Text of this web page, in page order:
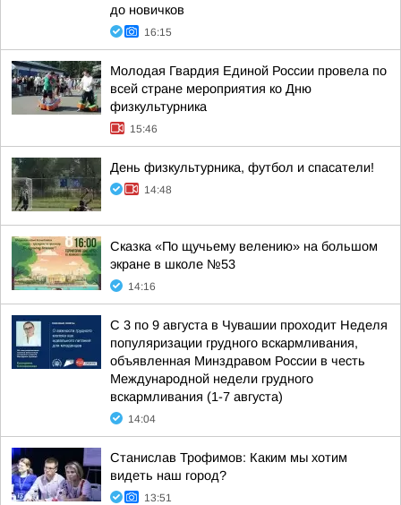
до новичков
16:15
Молодая Гвардия Единой России провела по
всей стране мероприятия ко Дню
физкультурника
15:46
День физкультурника, футбол и спасатели!
14:48
Сказка «По щучьему велению» на большом
экране в школе №53
14:16
С 3 по 9 августа в Чувашии проходит Неделя
популяризации грудного вскармливания,
объявленная Минздравом России в честь
Международной недели грудного
вскармливания (1-7 августа)
14:04
Станислав Трофимов: Каким мы хотим
видеть наш город?
13:51